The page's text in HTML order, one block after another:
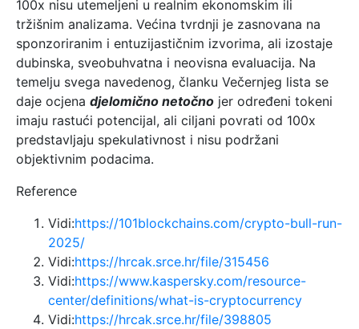
100x nisu utemeljeni u realnim ekonomskim ili
tržišnim analizama. Većina tvrdnji je zasnovana na
sponzoriranim i entuzijastičnim izvorima, ali izostaje
dubinska, sveobuhvatna i neovisna evaluacija. Na
temelju svega navedenog, članku Večernjeg lista se
daje ocjena djelomično netočno jer određeni tokeni
imaju rastući potencijal, ali ciljani povrati od 100x
predstavljaju spekulativnost i nisu podržani
objektivnim podacima.
Reference
Vidi:https://101blockchains.com/crypto-bull-run-
2025/
Vidi:https://hrcak.srce.hr/file/315456
Vidi:https://www.kaspersky.com/resource-
center/definitions/what-is-cryptocurrency
Vidi:https://hrcak.srce.hr/file/398805